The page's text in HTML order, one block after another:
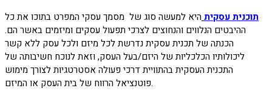
תוכנית עסקית היא למעשה סוג של מסמך עסקי המפרט בתוכו את כל
ההיבטים הנלווים והנחוצים לצרכי תפעול עסקים ומיזמים באשר הם.
הכנתה של תכנית עסקית נדרשת לכל מיזם ולכל עסק ללא קשר
ליכולותיו הכלכליות של היזם/בעל העסק, וזאת לנוכח חשיבותה של
התכנית העסקית בהתוויית דרכי פעולה אסטרטגיות לצורך מימוש
פוטנציאל הרווח של בית העסק או המיזם.